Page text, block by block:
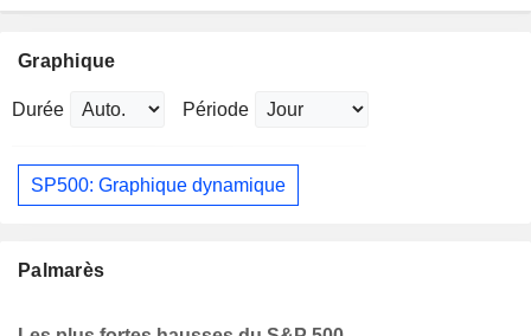
Graphique
Durée Période
SP500: Graphique dynamique
Palmarès